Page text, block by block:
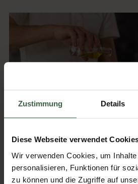
Zustimmung Details
Diese Webseite verwendet
Wir verwenden Cookies, um
personalisieren, Funktionen für
zu können und die Zugriffe auf
Hochwertige Produkte